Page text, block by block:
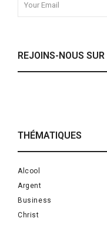
REJOINS-NOUS
THÉMATIQUES
Alcool
Argent
Business
Christ